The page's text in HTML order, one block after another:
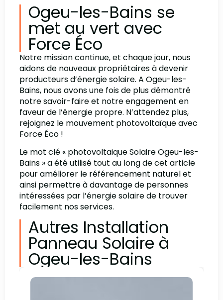
Ogeu-les-Bains se
met au vert avec
Force Éco
Notre mission continue, et chaque jour, nous
aidons de nouveaux propriétaires à devenir
producteurs d’énergie solaire. A Ogeu-les-
Bains, nous avons une fois de plus démontré
notre savoir-faire et notre engagement en
faveur de l’énergie propre. N’attendez plus,
rejoignez le mouvement photovoltaïque avec
Force Éco !
Le mot clé « photovoltaique Solaire Ogeu-les-
Bains » a été utilisé tout au long de cet article
pour améliorer le référencement naturel et
ainsi permettre à davantage de personnes
intéressées par l’énergie solaire de trouver
facilement nos services.
Autres Installation
Panneau Solaire à
Ogeu-les-Bains